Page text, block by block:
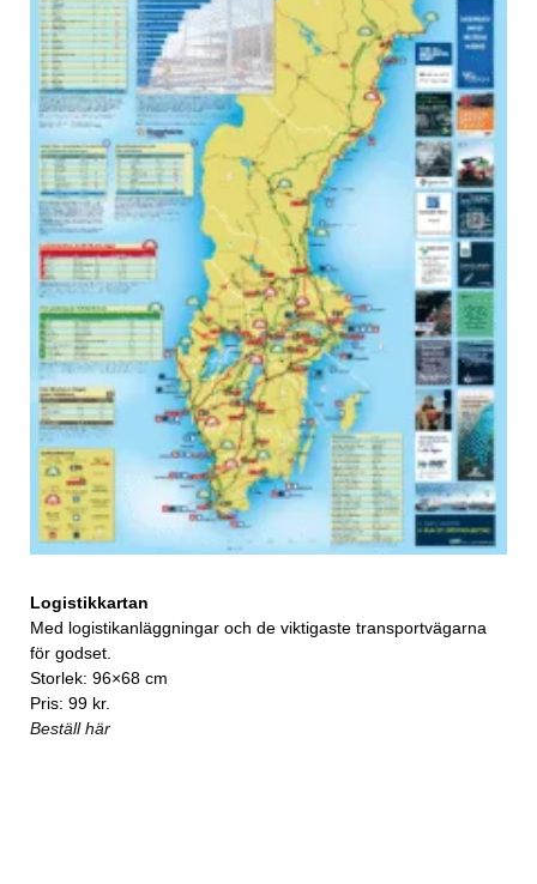
Logistikkartan
Med logistikanläggningar och de viktigaste transportvägarna
för godset.
Storlek: 96×68 cm
Pris: 99 kr.
Beställ här